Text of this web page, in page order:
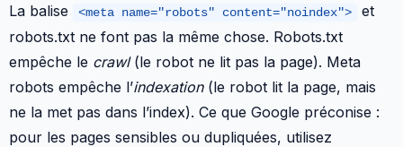
La balise <meta name="robots" content="noindex">
et
robots.txt ne font pas la même chose. Robots.txt
empêche le crawl(le robot ne lit pas la page). Meta
robots empêche l’indexation(le robot lit la page, mais
ne la met pas dans l’index). Ce que Google préconise :
pour les pages sensibles ou dupliquées, utilisez